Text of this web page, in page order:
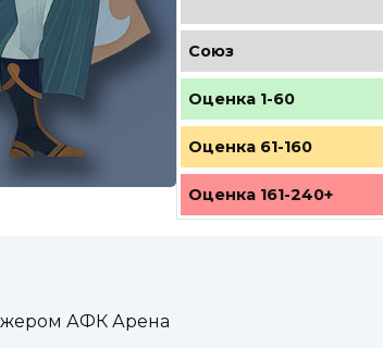
Союз
Оценка 1-60
Оценка 61-160
Оценка 161-240+
АФК Арена